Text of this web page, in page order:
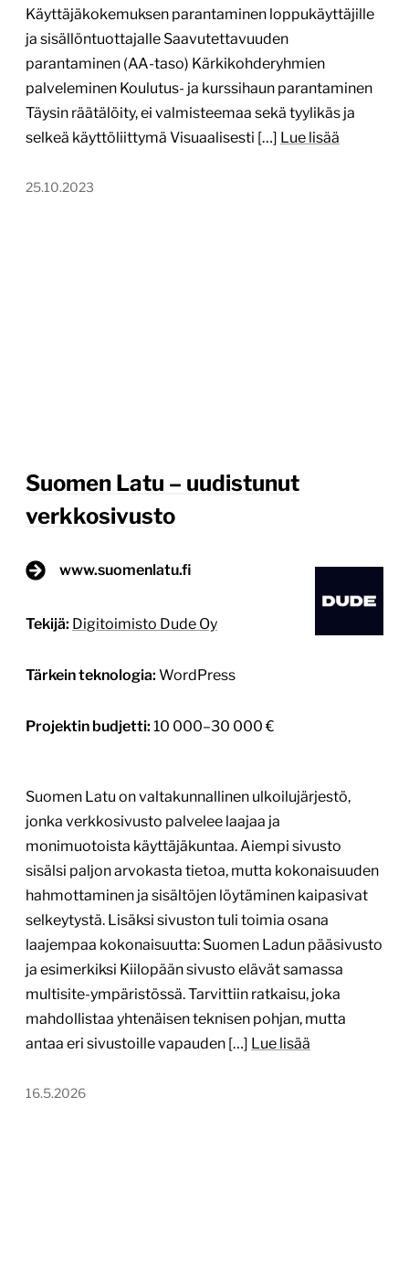
Käyttäjäkokemuksen parantaminen loppukäyttäjille
ja sisällöntuottajalle Saavutettavuuden
parantaminen (AA-taso) Kärkikohderyhmien
palveleminen Koulutus- ja kurssihaun parantaminen
Täysin räätälöity, ei valmisteemaa sekä tyylikäs ja
selkeä käyttöliittymä Visuaalisesti […] Lue lisää
25.10.2023
Suomen Latu – uudistunut
verkkosivusto
www.suomenlatu.fi
Tekijä: Digitoimisto Dude Oy
Tärkein teknologia: WordPress
Projektin budjetti: 10 000–30 000 €
Suomen Latu on valtakunnallinen ulkoilujärjestö,
jonka verkkosivusto palvelee laajaa ja
monimuotoista käyttäjäkuntaa. Aiempi sivusto
sisälsi paljon arvokasta tietoa, mutta kokonaisuuden
hahmottaminen ja sisältöjen löytäminen kaipasivat
selkeytystä. Lisäksi sivuston tuli toimia osana
laajempaa kokonaisuutta: Suomen Ladun pääsivusto
ja esimerkiksi Kiilopään sivusto elävät samassa
multisite-ympäristössä. Tarvittiin ratkaisu, joka
mahdollistaa yhtenäisen teknisen pohjan, mutta
antaa eri sivustoille vapauden […] Lue lisää
16.5.2026